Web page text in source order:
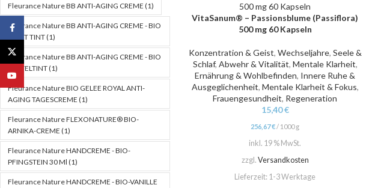
Fleurance Nature BB ANTI-AGING CREME (1)
Fleurance Nature BB ANTI-AGING CREME - BIO
LIGHT TINT(1)
Fleurance Nature BB ANTI-AGING CREME - BIO
MITTELTINT(1)
Fleurance Nature BIO GELEE ROYAL ANTI-
AGING TAGESCREME (1)
Fleurance Nature FLEXONATURE® BIO-
ARNIKA-CREME (1)
Fleurance Nature HANDCREME - BIO-
PFINGSTEIN 30 Ml (1)
Fleurance Nature HANDCREME - BIO-VANILLE
IN DEN WARENKORB
VitaSanum® – Passionsblume (Passiflora)
500 mg 60 Kapseln
Konzentration & Geist, Wechseljahre, Seele &
Schlaf, Abwehr & Vitalität, Mentale Klarheit,
Ernährung & Wohlbefinden, Innere Ruhe &
Ausgeglichenheit, Mentale Klarheit & Fokus,
Frauengesundheit, Regeneration
15,40€
256,67€/ 1000 g
inkl. 19 % MwSt.
zzgl. Versandkosten
Lieferzeit: 1-3 Werktage
Facebook
X
YouTube